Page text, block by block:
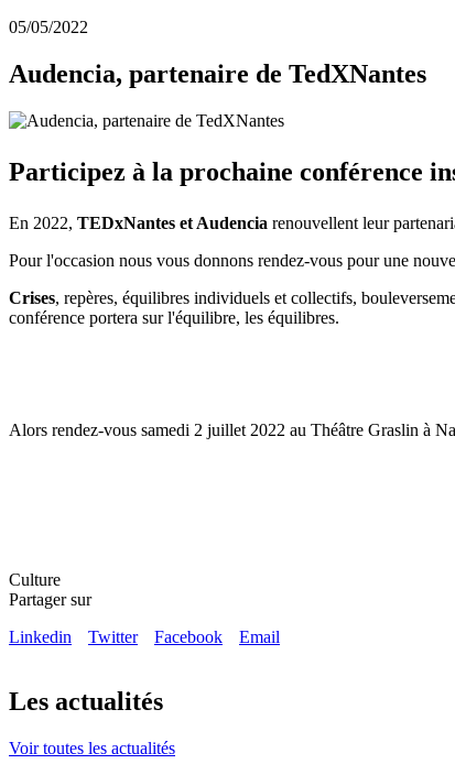
05/05/2022
Audencia, partenaire de TedXNantes
Participez à la prochaine conférence
En 2022, TEDxNantes et Audencia renouvellent leur
Pour l'occasion nous vous donnons rendez-vous pour une
Crises, repères, équilibres individuels et collectifs,
conférence portera sur l'équilibre, les équilibres.
Alors rendez-vous samedi 2 juillet 2022 au Théâtre Graslin à
Culture
Partager sur
Linkedin
Twitter Facebook Email
Les actualités
Voir toutes les actualités